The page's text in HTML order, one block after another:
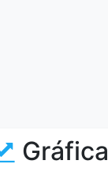
Gráfica